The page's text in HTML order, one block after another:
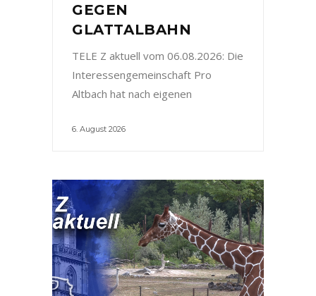
GEGEN
GLATTALBAHN
TELE Z aktuell vom 06.08.2026: Die
Interessengemeinschaft Pro
Altbach hat nach eigenen
6. August 2026